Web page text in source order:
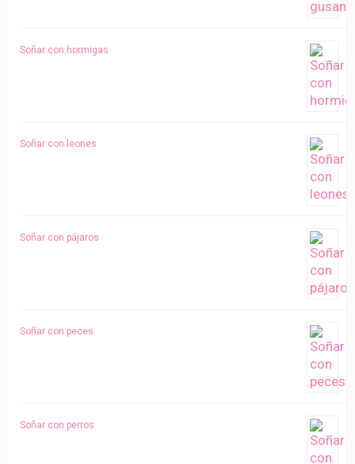
Soñar con hormigas
Soñar con leones
Soñar con pájaros
Soñar con peces
Soñar con perros